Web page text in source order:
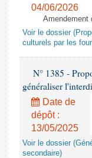
04/06/2026
Amendement
Voir le dossier
culturels par les
N° 1385 -
généraliser
Date de
dépôt :
13/05/2025
Voir le dossier
secondaire)